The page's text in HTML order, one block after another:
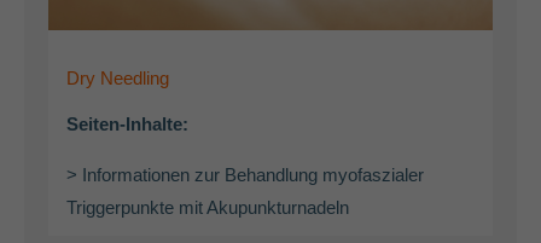
Dry Needling
Seiten-Inhalte:
> Informationen zur Behandlung myofaszialer
Triggerpunkte mit Akupunkturnadeln